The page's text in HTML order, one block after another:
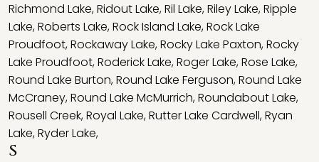
Richmond Lake,Ridout Lake,Ril Lake,Riley Lake,Ripple
Lake,Roberts Lake,Rock Island Lake,Rock Lake
Proudfoot,Rockaway Lake,Rocky Lake Paxton,Rocky
Lake Proudfoot,Roderick Lake,Roger Lake,Rose Lake,
Round Lake Burton,Round Lake Ferguson,Round Lake
McCraney,Round Lake McMurrich,Roundabout Lake,
Rousell Creek,Royal Lake,Rutter Lake Cardwell,Ryan
Lake,Ryder Lake,
S